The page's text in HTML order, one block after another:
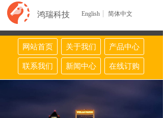
鸿瑞科技 English 简体中文
网站首页 关于我们 产品中心
联系我们 新闻中心 在线订购